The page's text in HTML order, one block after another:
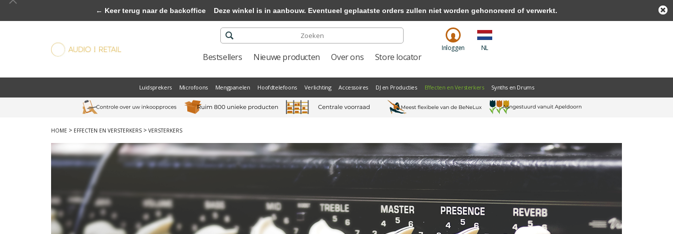
Bestsellers Nieuwe producten Over ons Store locator
Inloggen NL
Luidsprekers Microfoons Mengpanelen Hoofdtelefoons Verlichting Accessoires DJ en Producties Effecten en Versterkers Synths en Drums
HOME > EFFECTEN EN VERSTERKERS > VERSTERKERS
← Keer terug naar de backoffice Deze winkel is in aanbouw. Eventueel geplaatste orders zullen niet worden gehonoreerd of verwerkt.